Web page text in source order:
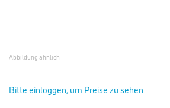
Abbildung ähnlich
Bitte einloggen, um Preise zu sehen